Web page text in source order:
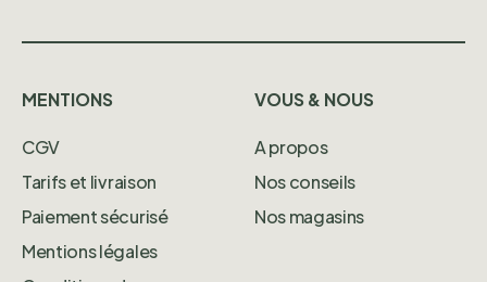
MENTIONS
CGV
Tarifs et livraison
Paiement sécurisé
Mentions légales
VOUS & NOUS
A propos
Nos conseils
Nos magasins